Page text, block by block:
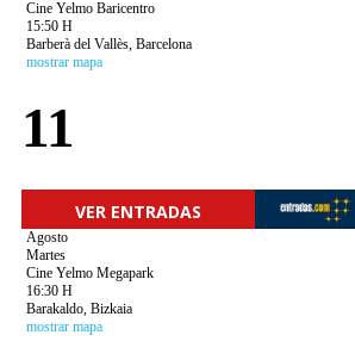
Cine Yelmo Baricentro
15:50 H
Barberà del Vallès, Barcelona
mostrar mapa
11
VER ENTRADAS
Agosto
Martes
Cine Yelmo Megapark
16:30 H
Barakaldo, Bizkaia
mostrar mapa